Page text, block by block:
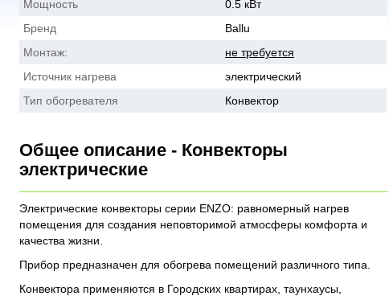
Мощность
0.5 кВт
Бренд
Ballu
Монтаж:
не требуется
Источник нагрева
электрический
Тип обогревателя
Конвектор
Общее описание - Конвекторы
электрические
Электрические конвекторы серии ENZO: равномерный нагрев
помещения для создания неповторимой атмосферы комфорта и
качества жизни.
Прибор предназначен для обогрева помещений различного типа.
Конвектора применяются в Городских квартирах, таунхаусы,